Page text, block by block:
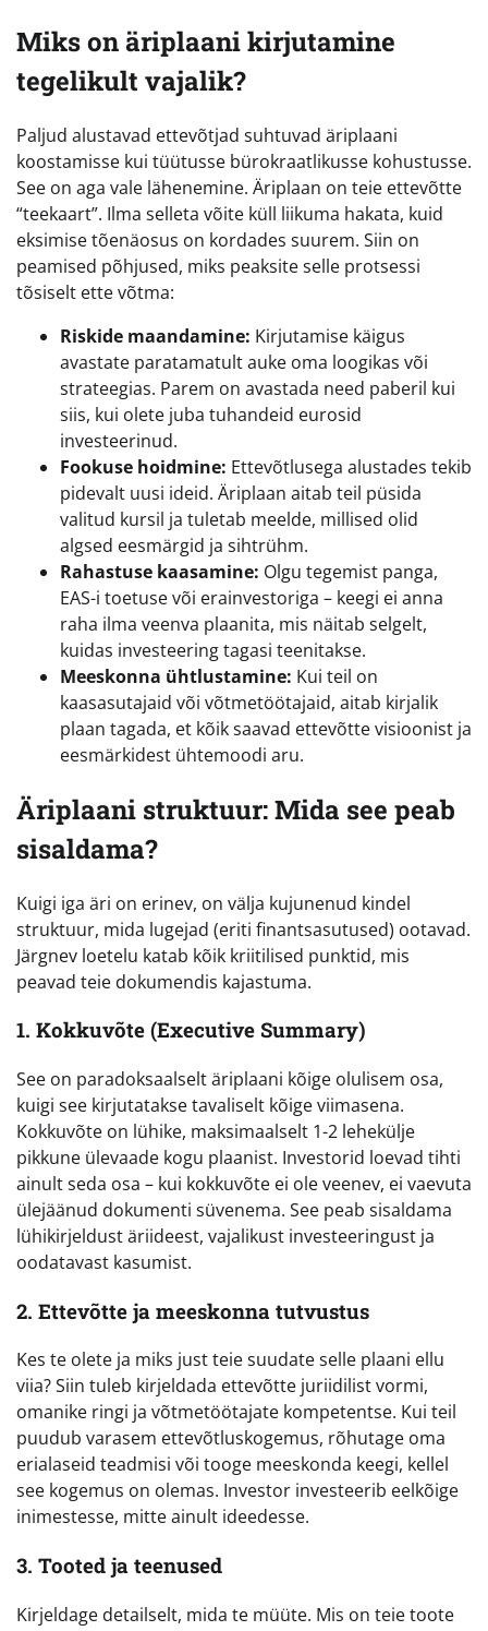
Miks on äriplaani kirjutamine
tegelikult vajalik?
Paljud alustavad ettevõtjad suhtuvad äriplaani
koostamisse kui tüütusse bürokraatlikusse kohustusse.
See on aga vale lähenemine. Äriplaan on teie ettevõtte
“teekaart”. Ilma selleta võite küll liikuma hakata, kuid
eksimise tõenäosus on kordades suurem. Siin on
peamised põhjused, miks peaksite selle protsessi
tõsiselt ette võtma:
Riskide maandamine: Kirjutamise käigus
avastate paratamatult auke oma loogikas või
strateegias. Parem on avastada need paberil kui
siis, kui olete juba tuhandeid eurosid
investeerinud.
Fookuse hoidmine: Ettevõtlusega alustades tekib
pidevalt uusi ideid. Äriplaan aitab teil püsida
valitud kursil ja tuletab meelde, millised olid
algsed eesmärgid ja sihtrühm.
Rahastuse kaasamine: Olgu tegemist panga,
EAS-i toetuse või erainvestoriga – keegi ei anna
raha ilma veenva plaanita, mis näitab selgelt,
kuidas investeering tagasi teenitakse.
Meeskonna ühtlustamine: Kui teil on
kaasasutajaid või võtmetöötajaid, aitab kirjalik
plaan tagada, et kõik saavad ettevõtte visioonist ja
eesmärkidest ühtemoodi aru.
Äriplaani struktuur: Mida see peab
sisaldama?
Kuigi iga äri on erinev, on välja kujunenud kindel
struktuur, mida lugejad (eriti finantsasutused) ootavad.
Järgnev loetelu katab kõik kriitilised punktid, mis
peavad teie dokumendis kajastuma.
1. Kokkuvõte (Executive Summary)
See on paradoksaalselt äriplaani kõige olulisem osa,
kuigi see kirjutatakse tavaliselt kõige viimasena.
Kokkuvõte on lühike, maksimaalselt 1-2 lehekülje
pikkune ülevaade kogu plaanist. Investorid loevad tihti
ainult seda osa – kui kokkuvõte ei ole veenev, ei vaevuta
ülejäänud dokumenti süvenema. See peab sisaldama
lühikirjeldust äriideest, vajalikust investeeringust ja
oodatavast kasumist.
2. Ettevõtte ja meeskonna tutvustus
Kes te olete ja miks just teie suudate selle plaani ellu
viia? Siin tuleb kirjeldada ettevõtte juriidilist vormi,
omanike ringi ja võtmetöötajate kompetentse. Kui teil
puudub varasem ettevõtluskogemus, rõhutage oma
erialaseid teadmisi või tooge meeskonda keegi, kellel
see kogemus on olemas. Investor investeerib eelkõige
inimestesse, mitte ainult ideedesse.
3. Tooted ja teenused
Kirjeldage detailselt, mida te müüte. Mis on teie toote